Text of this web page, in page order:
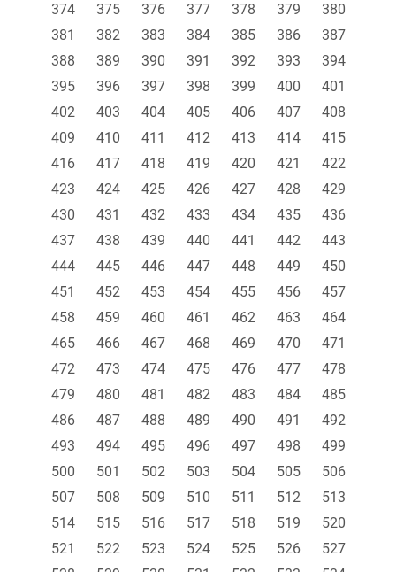
374
375 376 377 378 379
380
381
382 383 384 385 386
387
388
389 390 391 392 393
394
395
396 397 398 399 400
401
402
403 404 405 406 407
408
409
410 411 412 413 414
415
416
417 418 419 420 421
422
423
424 425 426 427 428
429
430
431 432 433 434 435
436
437
438 439 440 441 442
443
444
445 446 447 448 449
450
451
452 453 454 455 456
457
458
459 460 461 462 463
464
465
466 467 468 469 470
471
472
473 474 475 476 477
478
479
480 481 482 483 484
485
486
487 488 489 490 491
492
493
494 495 496 497 498
499
500
501 502 503 504 505
506
507
508 509 510 511 512
513
514
515 516 517 518 519
520
521
522 523 524 525 526
527